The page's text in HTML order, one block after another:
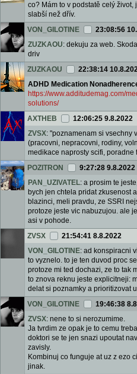
co? Mám to v podstatě celý
slabší než dřív.
VON_GILOTINE
23:08:56
ZUZKAOU: dekuju za web.
driv
ZUZKAOU
22:38:14
ADHD Medication
https://www.additudemag.com/
solutions/
AXTHEB
12:06:25 9.8.2022
ZVSX: "poznamenam si vsechny
(pracovni, nepracovni, rodiny,
medikace naprosty scifi,
POZITRON
9:27:28 9.8.2022
PAN_UZIVATEL: a prosim te
bych jen chtela pridat zkusenost
blazinci, meli pravdu, ze SSRI
protoze jeste vic nabuzujou. ale
asi v pohode.
ZVSX
21:54:41 8.8.2022
VON_GILOTINE: ad konspiracni
to vyznelo. to je ten duvod proc
protoze mi ted dochazi, ze to tak
to znova reknu jeste explicitneji:
delat si poznamky a prioritizovat
VON_GILOTINE
19:46:38
ZVSX: nene to si nerozumime.
Ja tvrdim ze opak je to cemu
doktori se te jen snazi upoutat
zavisly.
Kombinuj co funguje at uz z ezo
jinak.